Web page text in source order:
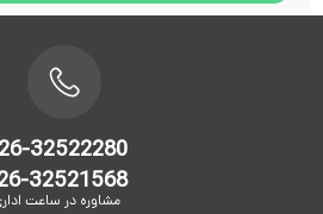
32522280
32521568
مشاوره در ساعت